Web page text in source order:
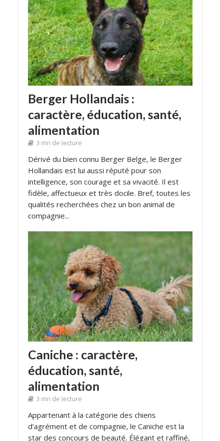
Berger Hollandais :
caractère, éducation, santé,
alimentation
3 mn de lecture
Dérivé du bien connu Berger Belge, le Berger
Hollandais est lui aussi réputé pour son
intelligence, son courage et sa vivacité. Il est
fidèle, affectueux et très docile. Bref, toutes les
qualités recherchées chez un bon animal de
compagnie...
Caniche : caractère,
éducation, santé,
alimentation
3 mn de lecture
Appartenant à la catégorie des chiens
d’agrément et de compagnie, le Caniche est la
star des concours de beauté. Élégant et raffiné,